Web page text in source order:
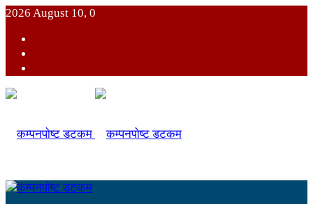
2026 August 10, 0